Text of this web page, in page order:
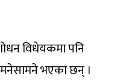
विधेयकमा पनि
भएका छन् ।